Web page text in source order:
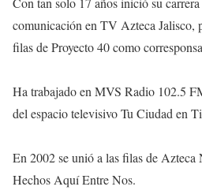
comunicación en TV Azteca Jalisco,
filas de Proyecto 40 como
Ha trabajado en MVS Radio 102.5
del espacio televisivo Tu Ciudad en
En 2002 se unió a las filas de
Hechos Aquí Entre Nos.